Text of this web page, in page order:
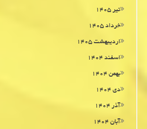
تیر ۱۴۰۵
خرداد ۱۴۰۵
اردیبهشت ۱۴۰۵
اسفند ۱۴۰۴
بهمن ۱۴۰۴
دی ۱۴۰۴
آذر ۱۴۰۴
آبان ۱۴۰۴